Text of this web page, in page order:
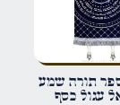
הבאה שאגיב.
תורה שמע
עגול כסף